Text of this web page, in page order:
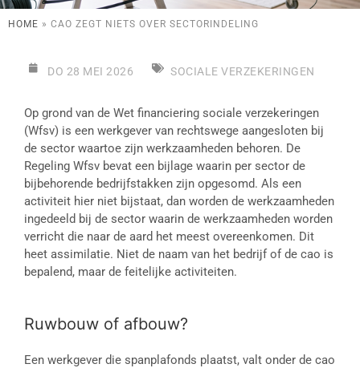
HOME » CAO ZEGT NIETS OVER SECTORINDELING
DO 28 MEI 2026 SOCIALE VERZEKERINGEN
Op grond van de Wet financiering sociale verzekeringen
(Wfsv) is een werkgever van rechtswege aangesloten bij
de sector waartoe zijn werkzaamheden behoren. De
Regeling Wfsv bevat een bijlage waarin per sector de
bijbehorende bedrijfstakken zijn opgesomd. Als een
activiteit hier niet bijstaat, dan worden de werkzaamheden
ingedeeld bij de sector waarin de werkzaamheden worden
verricht die naar de aard het meest overeenkomen. Dit
heet assimilatie. Niet de naam van het bedrijf of de cao is
bepalend, maar de feitelijke activiteiten.
Ruwbouw of afbouw?
Een werkgever die spanplafonds plaatst, valt onder de cao